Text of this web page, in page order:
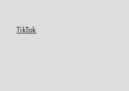
TikTok